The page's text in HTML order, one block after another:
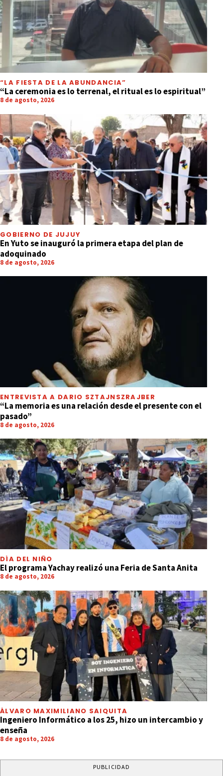
“LA FIESTA DE LA ABUNDANCIA”
“La ceremonia es lo terrenal, el ritual es lo espiritual”
8 de agosto, 2026
GOBIERNO DE JUJUY
En Yuto se inauguró la primera etapa del plan de
adoquinado
8 de agosto, 2026
ENTREVISTA A DARIO SZTAJNSZRAJBER
“La memoria es una relación desde el presente con el
pasado”
8 de agosto, 2026
DÍA DEL NIÑO
El programa Yachay realizó una Feria de Santa Anita
8 de agosto, 2026
ÁLVARO MAXIMILIANO SAIQUITA
Ingeniero Informático a los 25, hizo un intercambio y
enseña
8 de agosto, 2026
PUBLICIDAD